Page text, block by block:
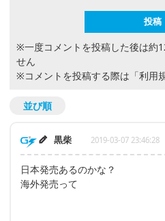
※一度コメントを投稿した後は約
せん
※コメントを投稿する際は 「利用
並び順
黒柴 2019-03-07 23:46:28
日本発売あるのかな？
海外発売って